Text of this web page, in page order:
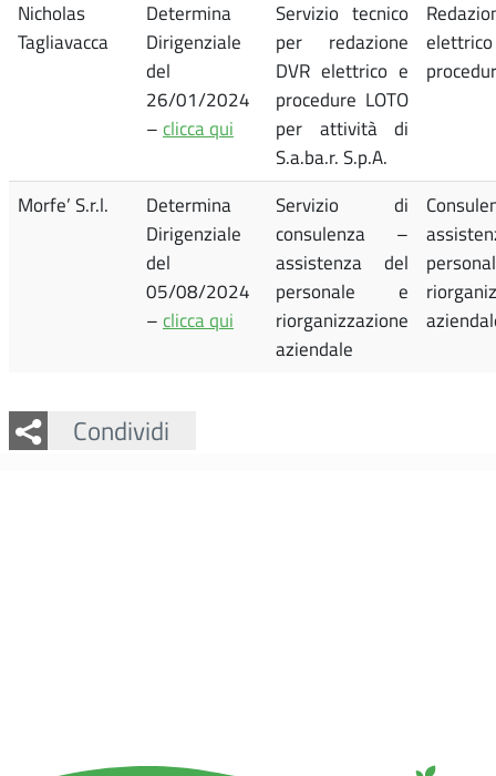
Nicholas
Tagliavacca
Determina
Dirigenziale
del
26/01/2024
– clicca qui
Servizio tecnico
per redazione
DVR elettrico e
procedure LOTO
per attività di
S.a.ba.r. S.p.A.
Morfe’ S.r.l.
Determina
Dirigenziale
del
05/08/2024
– clicca qui
Servizio di
consulenza –
assistenza del
personale e
riorganizzazione
aziendale
Condividi
Facebook
Twitter
Whatsapp